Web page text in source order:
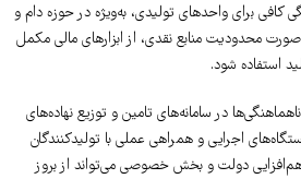
کافی برای واحدهای تولیدی، به‌ویژه در حوزه دام و
محدودیت منابع نقدی، از ابزارهای مالی مکمل
استفاده شود.
در سامانه‌های تامین و توزیع نهاده‌های
اجرایی و همراهی عملی با تولیدکنندگان
دولت و بخش خصوصی می‌تواند از بروز